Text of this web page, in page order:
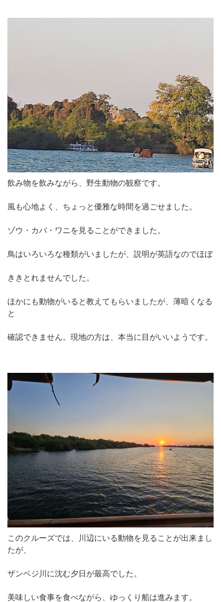
飲み物を飲みながら、野生動物の観察です。
風も心地よく、ちょっと優雅な時間を過ごせました。
ゾウ・カバ・ワニを見ることができました。
鳥はいろいろな種類がいましたが、説明が英語なのでほぼ
ききとれませんでした。
ほかにも動物がいると教えてもらいましたが、薄暗くなる
と
確認できません。現地の方は、本当に目がいいようです。
このクルーズでは、川辺にいる動物を見ることが出来まし
たが、
ザンベジ川に沈む夕日が最高でした。
美味しい食事を食べながら、ゆっくり船は進みます。